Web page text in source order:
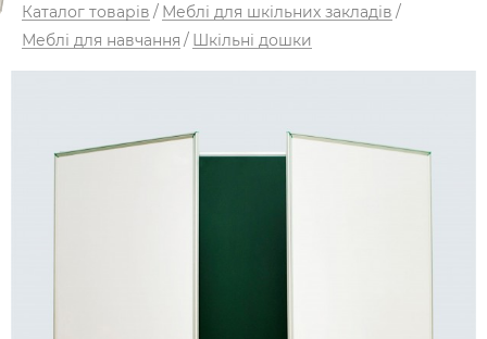
Каталог товарів
Меблі для шкільних закладів
Меблі для навчання
Шкільні дошки